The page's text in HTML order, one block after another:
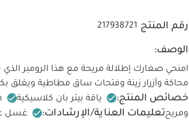
رقم المنتج 217938721
الوصف:
امنحي صغارك إطلالة مريحة مع هذا الرومبر
محاكة وأزرار زينة وفتحات ساق مطاطية ويغلق
خصائص المنتج: ياقة بيتر بان كلاسيكية
ومريحتعليمات العناية/الإرشادات: غسل على